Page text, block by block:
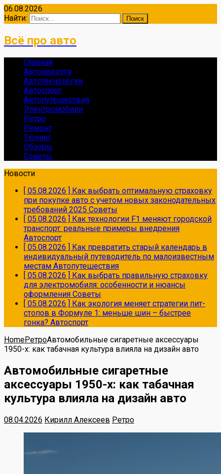
06.08.2026
Найти:
Всё про авто
Главная
Автоновости
Автотехнологии
Автоспорт
Автопутешествия
Электромобили
Ретро
Ремонт
Тюнинг
Обзоры
Советы
Новости
[ 05.08.2026 ] Как выбрать оптимальную страховку
при покупке авто с учетом новых законодательных
требований 2025 Советы
[ 05.08.2026 ] Как технологии F1 меняют городской
транспорт: реальные примеры внедрения
Автоспорт
[ 05.08.2026 ] Как превратить старый календарь в
индивидуальный путеводитель по малоизвестным
местам Автопутешествия
[ 05.08.2026 ] Как выбрать правильную страховку
для электромобиля: особенности и нюансы
оформления Советы
[ 05.08.2026 ] Как экология меняет стратегии пит-
стопов в Формуле 1: меньше шин – быстрее
гонка? Автоспорт
HomeРетроАвтомобильные сигаретные аксессуары
1950-х: как табачная культура влияла на дизайн авто
Автомобильные сигаретные
аксессуары 1950-х: как табачная
культура влияла на дизайн авто
08.04.2026 Кирилл Алексеев Ретро